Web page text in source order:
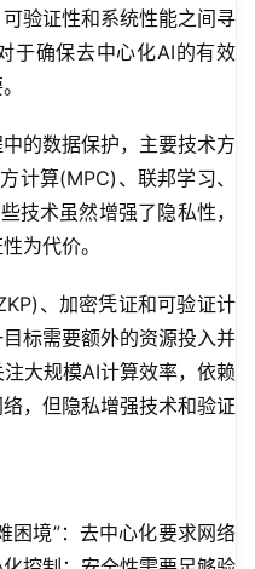
验证性和系统性能之间寻
于确保去中心化AI的有效
的数据保护，主要技术方
计算(MPC)、联邦学习、
技术虽然增强了隐私性，
为代价。
、加密凭证和可验证计
标需要额外的资源投入并
大规模AI计算效率，依赖
，但隐私增强技术和验证
困境”：去中心化要求网络